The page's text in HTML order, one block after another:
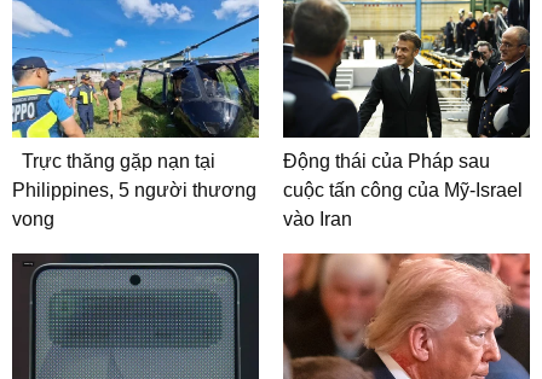
Trực thăng gặp nạn tại
Philippines, 5 người thương
vong
Động thái của Pháp sau
cuộc tấn công của Mỹ-Israel
vào Iran